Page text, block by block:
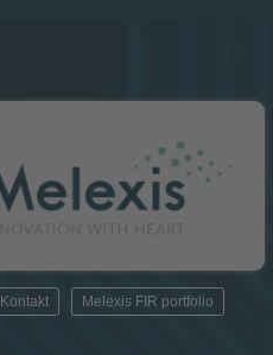
Kontakt Melexis FIR portfolio